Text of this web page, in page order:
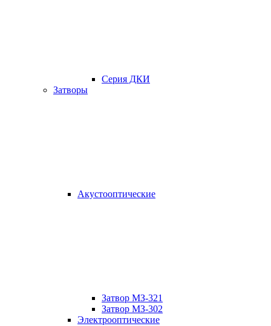
Серия ДКИ
Затворы
Акустооптические
Затвор МЗ-321
Затвор МЗ-302
Электрооптические